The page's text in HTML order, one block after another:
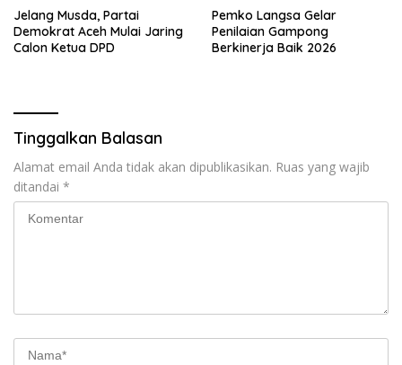
Jelang Musda, Partai
Demokrat Aceh Mulai Jaring
Calon Ketua DPD
Pemko Langsa Gelar
Penilaian Gampong
Berkinerja Baik 2026
Tinggalkan Balasan
Alamat email Anda tidak akan dipublikasikan. Ruas yang wajib
ditandai *